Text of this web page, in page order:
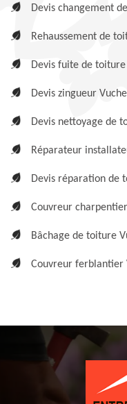
Devis changement
Rehaussement de
Devis fuite de
Devis zingueur
Devis nettoyage de
Réparateur
Devis réparation de
Couvreur
Bâchage de toiture
Couvreur ferblantier